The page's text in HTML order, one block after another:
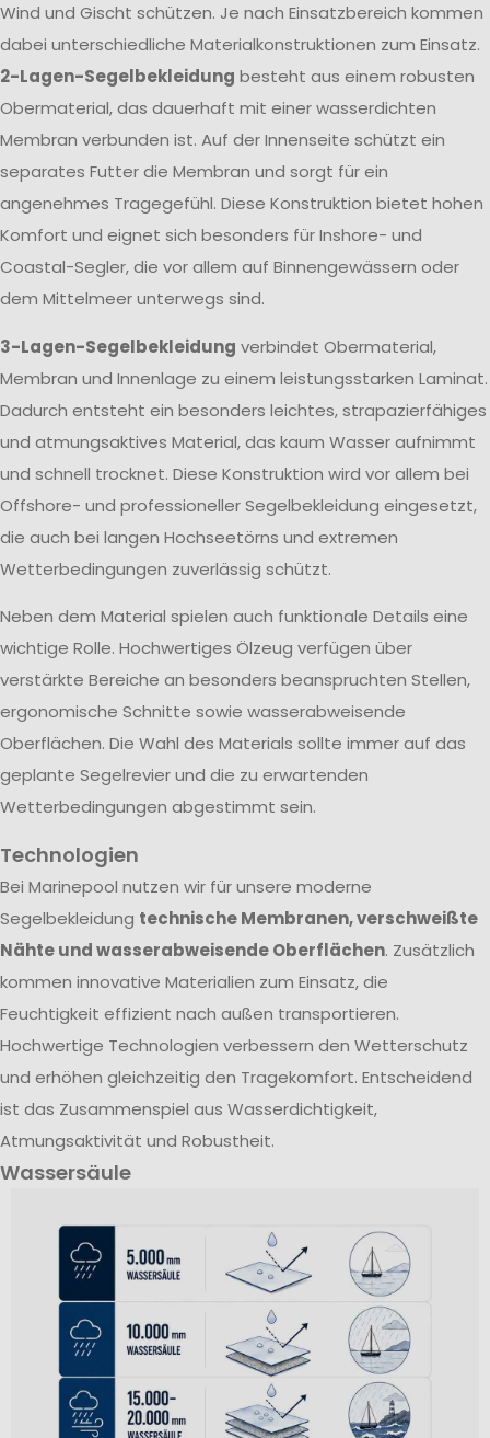
Wind und Gischt schützen. Je nach Einsatzbereich kommen
dabei unterschiedliche Materialkonstruktionen zum Einsatz.
2-Lagen-Segelbekleidung besteht aus einem robusten
Obermaterial, das dauerhaft mit einer wasserdichten
Membran verbunden ist. Auf der Innenseite schützt ein
separates Futter die Membran und sorgt für ein
angenehmes Tragegefühl. Diese Konstruktion bietet hohen
Komfort und eignet sich besonders für Inshore- und
Coastal-Segler, die vor allem auf Binnengewässern oder
dem Mittelmeer unterwegs sind.
3-Lagen-Segelbekleidung verbindet Obermaterial,
Membran und Innenlage zu einem leistungsstarken Laminat.
Dadurch entsteht ein besonders leichtes, strapazierfähiges
und atmungsaktives Material, das kaum Wasser aufnimmt
und schnell trocknet. Diese Konstruktion wird vor allem bei
Offshore- und professioneller Segelbekleidung eingesetzt,
die auch bei langen Hochseetörns und extremen
Wetterbedingungen zuverlässig schützt.
Neben dem Material spielen auch funktionale Details eine
wichtige Rolle. Hochwertiges Ölzeug verfügen über
verstärkte Bereiche an besonders beanspruchten Stellen,
ergonomische Schnitte sowie wasserabweisende
Oberflächen. Die Wahl des Materials sollte immer auf das
geplante Segelrevier und die zu erwartenden
Wetterbedingungen abgestimmt sein.
Technologien
Bei Marinepool nutzen wir für unsere moderne
Segelbekleidung technische Membranen, verschweißte
Nähte und wasserabweisende Oberflächen. Zusätzlich
kommen innovative Materialien zum Einsatz, die
Feuchtigkeit effizient nach außen transportieren.
Hochwertige Technologien verbessern den Wetterschutz
und erhöhen gleichzeitig den Tragekomfort. Entscheidend
ist das Zusammenspiel aus Wasserdichtigkeit,
Atmungsaktivität und Robustheit.
Wassersäule